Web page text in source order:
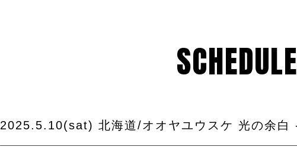
SCHEDULE
2025.5.10(sat) 北海道/オオヤユウスケ 光の余